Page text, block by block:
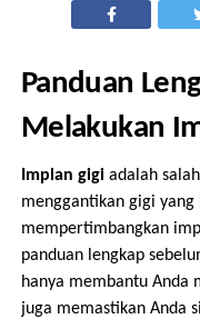
Panduan
Melakukan
Implan gigiadalah
menggantikan gigi yang
mempertimbangkan
panduan lengkap
hanya membantu Anda
juga memastikan Anda